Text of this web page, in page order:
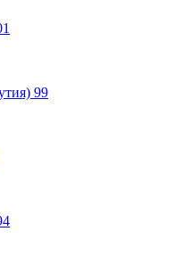
99